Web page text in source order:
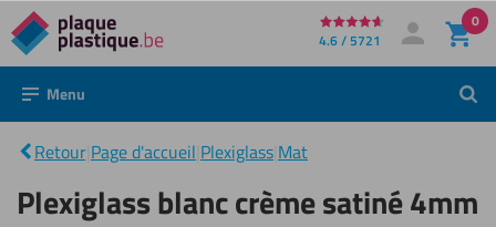
Directement
au
contenu
4.6 / 5721 Mon compte
Se connecter
0
Menu
Retour Page d'accueil Plexiglass Mat
Plexiglass
crème
satiné
4mm
Plexiglass blanc crème satiné 4mm